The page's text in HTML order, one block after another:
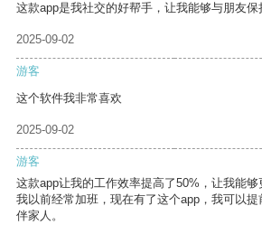
这款app是我社交的好帮手，让我能够与朋友保
2025-09-02
游客
这个软件我非常喜欢
2025-09-02
游客
这款app让我的工作效率提高了50%，让我能够
我以前经常加班，现在有了这个app，我可以
伴家人。